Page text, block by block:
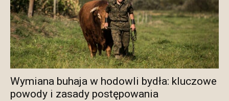
Wymiana buhaja w hodowli bydła: kluczowe
powody i zasady postępowania